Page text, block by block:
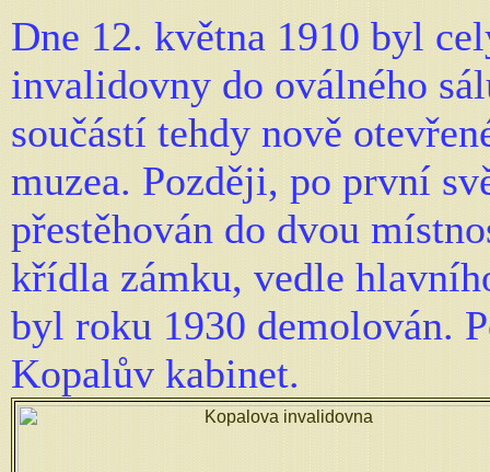
Dne 12. května 1910 byl
invalidovny do oválného
součástí tehdy nově
muzea. Později, po první
přestěhován do dvou
křídla zámku, vedle
byl roku 1930 demolován.
Kopalův kabinet.